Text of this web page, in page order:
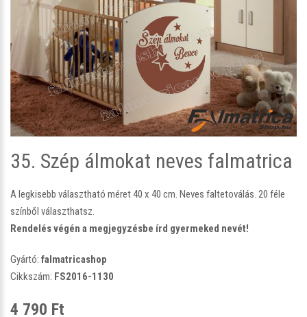
35. Szép álmokat neves falmatrica
A legkisebb választható méret 40 x 40 cm. Neves faltetoválás. 20 féle
színből választhatsz.
Rendelés végén a megjegyzésbe írd gyermeked nevét!
Gyártó: falmatricashop
Cikkszám: FS2016-1130
4 790 Ft